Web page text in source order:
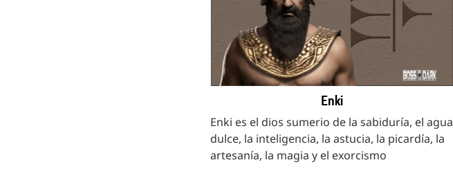
Enki
Enki es el dios sumerio de la sabiduría, el agua
dulce, la inteligencia, la astucia, la picardía, la
artesanía, la magia y el exorcismo